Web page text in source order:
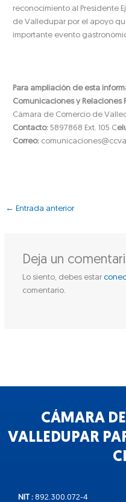
reconocimiento al Presidente
de Valledupar por el apoyo
importante evento
Para ampliación de esta
Comunicaciones y Relaciones
Cámara de Comercio de
Contacto: 5897868 Ext. 105 C
Correo:
← Entrada anterior
Deja un
Lo siento, debes estar
comentario.
CÁMARA
VALLEDUPAR
NIT : 892.300.072-4